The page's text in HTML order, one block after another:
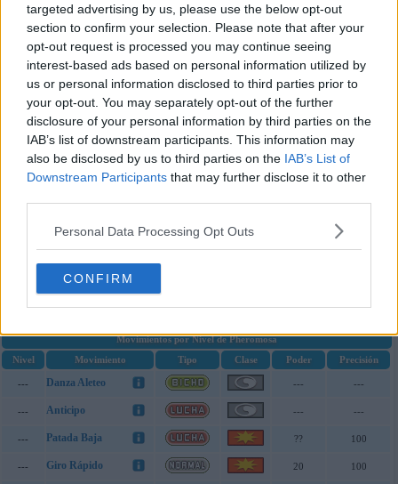
targeted advertising by us, please use the below opt-out
section to confirm your selection. Please note that after your
opt-out request is processed you may continue seeing
interest-based ads based on personal information utilized by
us or personal information disclosed to third parties prior to
your opt-out. You may separately opt-out of the further
disclosure of your personal information by third parties on the
IAB’s list of downstream participants. This information may
also be disclosed by us to third parties on the IAB’s List of
Downstream Participants that may further disclose it to other
Personal Data Processing Opt Outs
CONFIRM
MT54 Falsotortazo 40
MT56 Lanzamiento ?? 100
MT68 Giga Impacto 150 90
MT84 Puya Nociva 80 100
MT87 Contoneo --- 85
MT88 Sonámbulo ---
MT89 Ida y Vuelta 70 100
MT90 Sustituto --- ---
Confidencia
Movimientos de Ultrasol y Ultraluna
de Pheromosa
Movimientos por Nivel de Pheromosa
Nivel
Movimiento Tipo Clase Poder Precisión
--- Danza Aleteo --- ---
--- Anticipo --- ---
--- Patada Baja ?? 100
--- Giro Rápido 20 100